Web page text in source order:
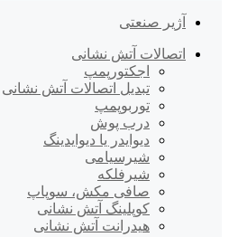
آژیر صنعتی
اتصالات آتش نشانی
اجکتورپمپ
تبدیل اتصالات آتش نشانی
توربوپمپ
درب پوش
دیوایدر یا دیوایدینگ
شیرسیامی
شیرفلکه
صافی مکش، سوپاپ
کوپلینگ آتش نشانی
هیدرانت آتش نشانی